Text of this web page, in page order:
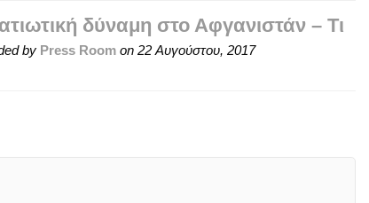
δύναμη στο Αφγανιστάν – Τι
by Press Roomon 22 Αυγούστου, 2017